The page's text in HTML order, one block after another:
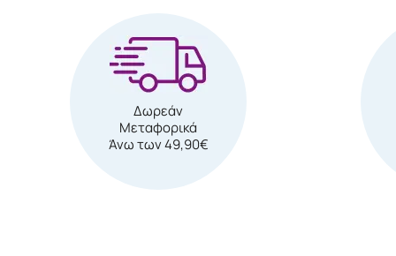
Δωρεάν
Μεταφορικά
Άνω των 49,90€